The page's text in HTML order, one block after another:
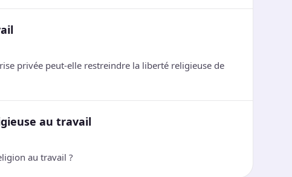
privée peut-elle restreindre la liberté religieuse de
au travail
au travail ?